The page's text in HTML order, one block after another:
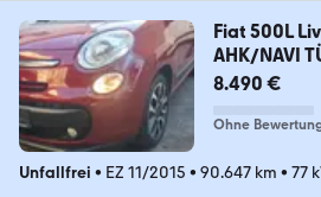
Fiat 500L
8.490 €
Ohne
Unfallfrei • EZ 11/2015 • 90.647 km • 77